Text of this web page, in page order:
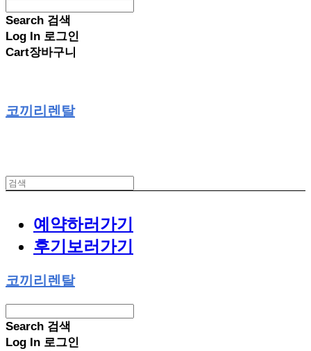
Search 검색
Log In 로그인
Cart장바구니
코끼리렌탈
예약하러가기
후기보러가기
코끼리렌탈
Search 검색
Log In 로그인